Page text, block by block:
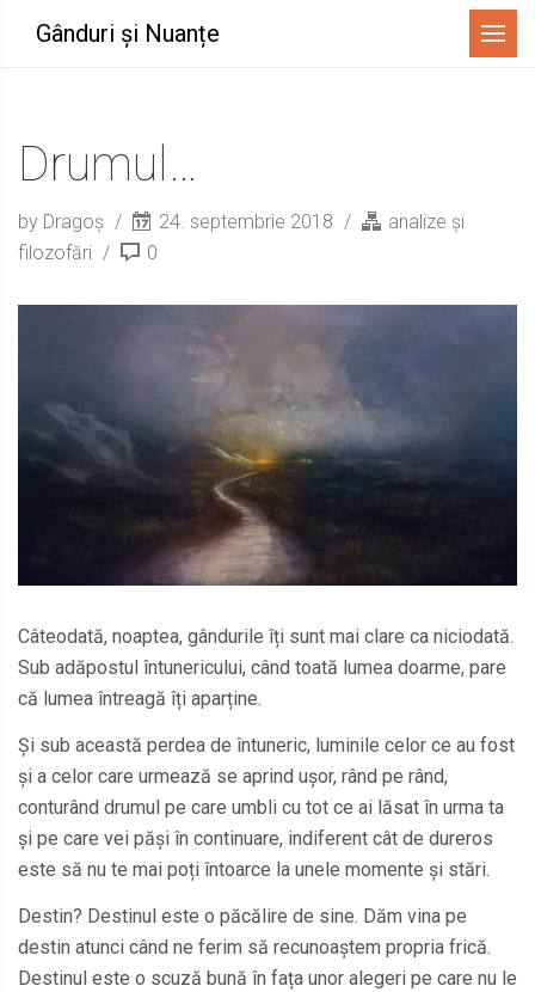
Gânduri și Nuanțe Menu
Drumul…
by Dragoș 24. septembrie 2018
analize și
filozofări
0
Câteodată, noaptea, gândurile îți sunt mai clare ca niciodată.
Sub adăpostul întunericului, când toată lumea doarme, pare
că lumea întreagă îți aparține.
Și sub această perdea de întuneric, luminile celor ce au fost
și a celor care urmează se aprind ușor, rând pe rând,
conturând drumul pe care umbli cu tot ce ai lăsat în urma ta
și pe care vei păși în continuare, indiferent cât de dureros
este să nu te mai poți întoarce la unele momente și stări.
Destin? Destinul este o păcălire de sine. Dăm vina pe
destin atunci când ne ferim să recunoaștem propria frică.
Destinul este o scuză bună în fața unor alegeri pe care nu le